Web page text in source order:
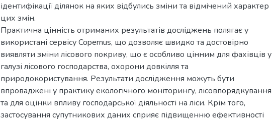
ідентифікації ділянок на яких відбулись зміни та відмічений характер
цих змін.
Практична цінність отриманих результатів досліджень полягає у
використані сервісу Copernus, що дозволяє швидко та достовірно
виявляти зміни лісового покриву, що є особливо цінним для фахівців у
галузі лісового господарства, охорони довкілля та
природокористування. Результати дослідження можуть бути
впроваджені у практику екологічного моніторингу, лісовпорядкування
та для оцінки впливу господарської діяльності на ліси. Крім того,
застосування супутникових даних сприяє підвищенню ефективності